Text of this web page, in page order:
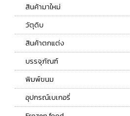
สินค้ามาใหม่
วัตุดิบ
สินค้าตกแต่ง
บรรจุภัณฑ์
พิมพ์ขนม
อุปกรณ์เบเกอรี่